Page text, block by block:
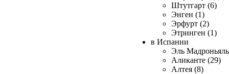
Штутгарт (6)
Энген (1)
Эрфурт (2)
Этринген (1)
в Испании
Эль
Аликанте (29)
Алтея (8)